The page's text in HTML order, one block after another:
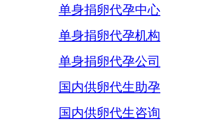
单身捐卵代孕中心
单身捐卵代孕机构
单身捐卵代孕公司
国内供卵代生助孕
国内供卵代生咨询